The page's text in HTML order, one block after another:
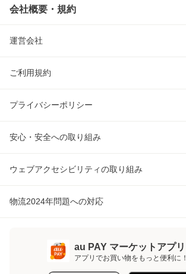
会社概要・規約
運営会社
ご利用規約
プライバシーポリシー
安心・安全への取り組み
ウェブアクセシビリティの取り組み
物流2024年問題への対応
au PAY マーケットアプリ
アプリでお買い物をもっと便利に！